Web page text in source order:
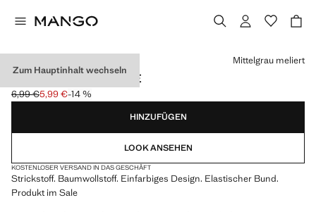
Zum Hauptinhalt wechseln
STRICKSTRUMPFHOSE
Ausgangspreis durchgestrichen [6,99 € ]
6,99 €
Aktueller Preis [5,99 € ]
5,99 €-14 %
Wählen Sie eine Farbe
Mittelgrau meliert
HINZUFÜGEN
LOOK ANSEHEN
KOSTENLOSER VERSAND IN DAS GESCHÄFT
Strickstoff. Baumwollstoff. Einfarbiges Design. Elastischer Bund.
Produkt im Sale